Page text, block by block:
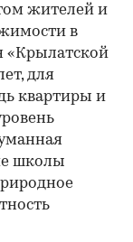
жителей и
в
«Крылатской
для
квартиры и
школы